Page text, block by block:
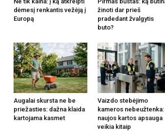
dėmesį renkantis vežėją į
Europą
žinoti dar prieš
pradedant žvalgytis
buto?
Augalai skursta ne be
priežasties: dažna klaida
kartojama kasmet
Vaizdo stebėjimo
kameros nebeužtenka:
naujos kartos apsauga
veikia kitaip